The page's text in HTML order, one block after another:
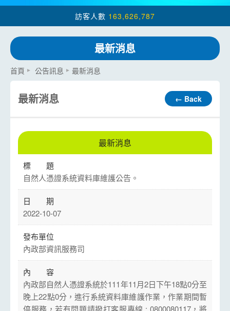
163,626,787
最新消息
:::
首頁 公告訊息 最新消息
最新消息 ← Back
最新消息
自然人憑證系統資料庫維護公告。
2022-10-07
內政部資訊服務司
內政部自然人憑證系統於111年11月2日下午18點0分至
晚上22點0分，進行系統資料庫維護作業，作業期間暫